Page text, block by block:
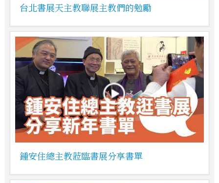
台北書展天主教聯展主教們的勉勵
鍾安住總主教蒞臨書展分享書單